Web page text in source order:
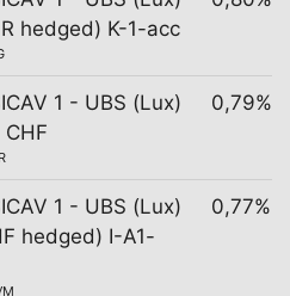
hedged) K-1-acc
1 - UBS (Lux)
0,79%
1 - UBS (Lux)
hedged) I-A1-
0,77%